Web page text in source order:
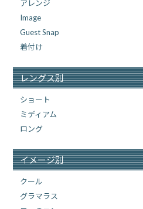
アレンジ
Image
Guest Snap
着付け
レングス別
ショート
ミディアム
ロング
イメージ別
クール
グラマラス